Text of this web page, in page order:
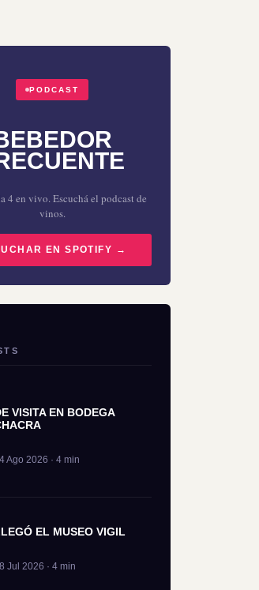
PODCAST
4 en vivo. Escuchá el podcast de
vinos.
EN SPOTIFY →
VISITA EN BODEGA
Ago 2026 · 4 min
EL MUSEO VIGIL
Jul 2026 · 4 min